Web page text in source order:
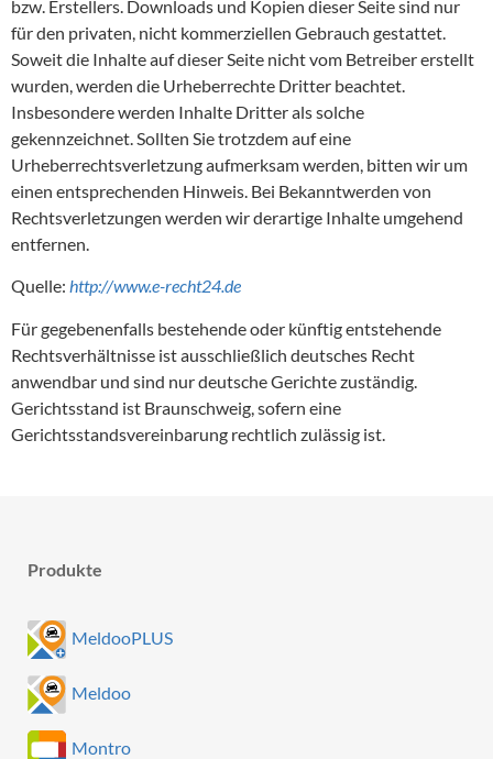
bzw. Erstellers. Downloads und Kopien dieser Seite sind nur
für den privaten, nicht kommerziellen Gebrauch gestattet.
Soweit die Inhalte auf dieser Seite nicht vom Betreiber erstellt
wurden, werden die Urheberrechte Dritter beachtet.
Insbesondere werden Inhalte Dritter als solche
gekennzeichnet. Sollten Sie trotzdem auf eine
Urheberrechtsverletzung aufmerksam werden, bitten wir um
einen entsprechenden Hinweis. Bei Bekanntwerden von
Rechtsverletzungen werden wir derartige Inhalte umgehend
entfernen.
Quelle: http://www.e-recht24.de
Für gegebenenfalls bestehende oder künftig entstehende
Rechtsverhältnisse ist ausschließlich deutsches Recht
anwendbar und sind nur deutsche Gerichte zuständig.
Gerichtsstand ist Braunschweig, sofern eine
Gerichtsstandsvereinbarung rechtlich zulässig ist.
Produkte
MeldooPLUS
Meldoo
Montro